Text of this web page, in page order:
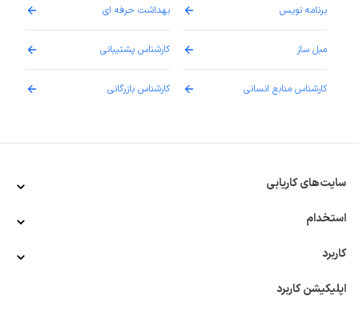
برنامه نویس
مبل ساز
کارشناس منابع انسانی
بهداشت حرفه ای
کارشناس پشتیبانی
کارشناس بازرگانی
سایت‌های کاریابی
استخدام
کاربرد
اپلیکیشن کاربرد